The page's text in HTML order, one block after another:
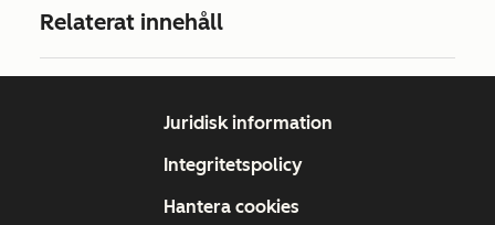
Relaterat innehåll
Juridisk information
Integritetspolicy
Hantera cookies